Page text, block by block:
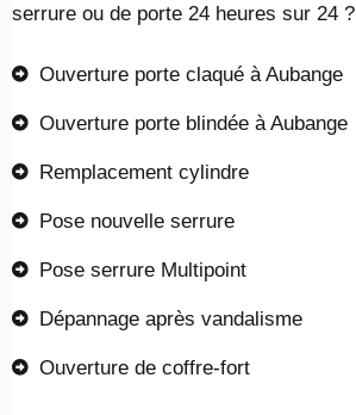
serrure ou de porte 24 heures sur 24 ?
Ouverture porte claqué à Aubange
Ouverture porte blindée à Aubange
Remplacement cylindre
Pose nouvelle serrure
Pose serrure Multipoint
Dépannage après vandalisme
Ouverture de coffre-fort